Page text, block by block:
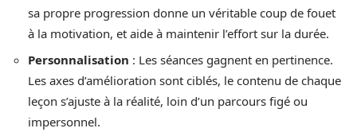
sa propre progression donne un véritable coup de fouet
à la motivation, et aide à maintenir l’effort sur la durée.
Personnalisation : Les séances gagnent en pertinence.
Les axes d’amélioration sont ciblés, le contenu de chaque
leçon s’ajuste à la réalité, loin d’un parcours figé ou
impersonnel.